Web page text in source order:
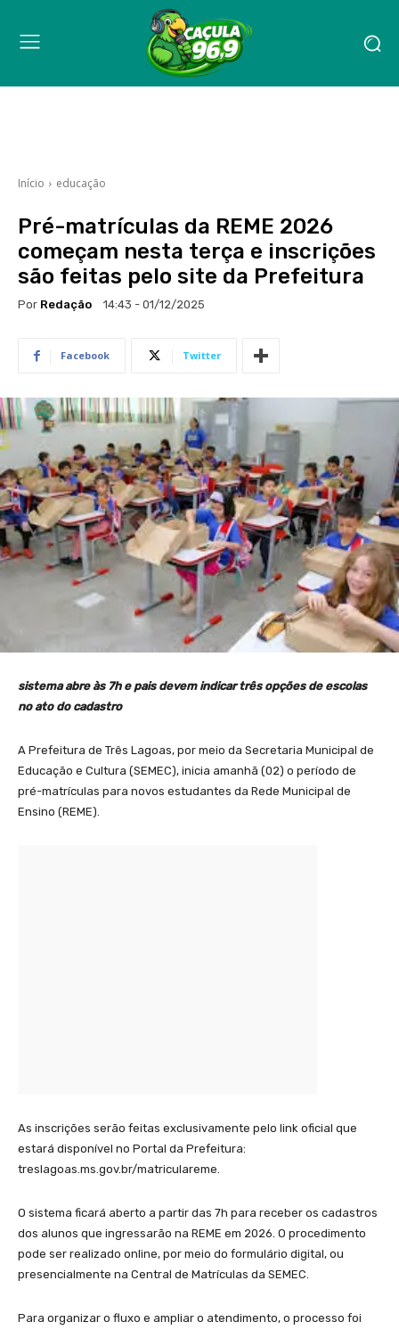
Início educação
Pré-matrículas da REME 2026
começam nesta terça e inscrições
são feitas pelo site da Prefeitura
Por Redação 14:43 - 01/12/2025
Facebook Twitter
sistema abre às 7h e pais devem indicar três opções de escolas
no ato do cadastro
A Prefeitura de Três Lagoas, por meio da Secretaria Municipal de
Educação e Cultura (SEMEC), inicia amanhã (02) o período de
pré-matrículas para novos estudantes da Rede Municipal de
Ensino (REME).
As inscrições serão feitas exclusivamente pelo link oficial que
estará disponível no Portal da Prefeitura:
treslagoas.ms.gov.br/matriculareme.
O sistema ficará aberto a partir das 7h para receber os cadastros
dos alunos que ingressarão na REME em 2026. O procedimento
pode ser realizado online, por meio do formulário digital, ou
presencialmente na Central de Matrículas da SEMEC.
Para organizar o fluxo e ampliar o atendimento, o processo foi